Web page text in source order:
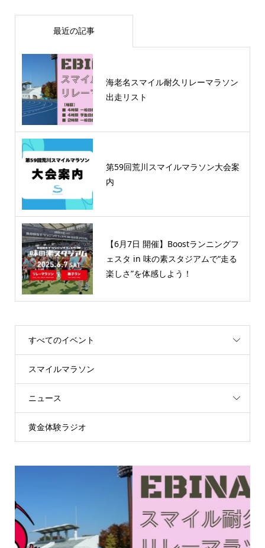
最近の記事
海老名スマイル耐久リレーマラソン
出走リスト
第59回荒川スマイルマラソン大会案
内
【6月7日 開催】Boostランニングフ
ェスタ in 味の素スタジアムで“走る
楽しさ”を体感しよう！
すべてのイベント
スマイルマラソン
ニュース
黄金体験ラジオ